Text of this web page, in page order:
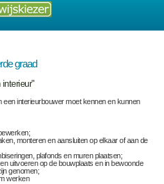
graad
interieurbouwer moet kennen en kunnen
monteren en aansluiten op elkaar of aan de
plafonds en muren plaatsen;
uitvoeren op de bouwplaats en in bewoonde
genomen;
werken